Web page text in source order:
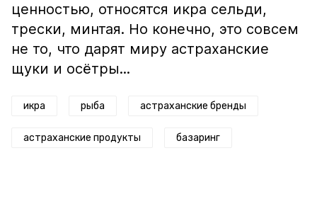
ценностью, относятся икра сельди,
трески, минтая. Но конечно, это совсем
не то, что дарят миру астраханские
щуки и осётры...
икра рыба астраханские бренды
астраханские продукты базаринг